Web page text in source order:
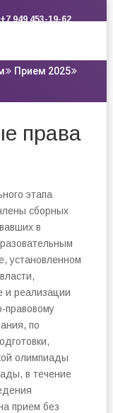
949 453-19-62
Прием 2025
права
этапа
сборных
в
установленном
и реализации
правовому
по
олимпиады
в течение
прием без